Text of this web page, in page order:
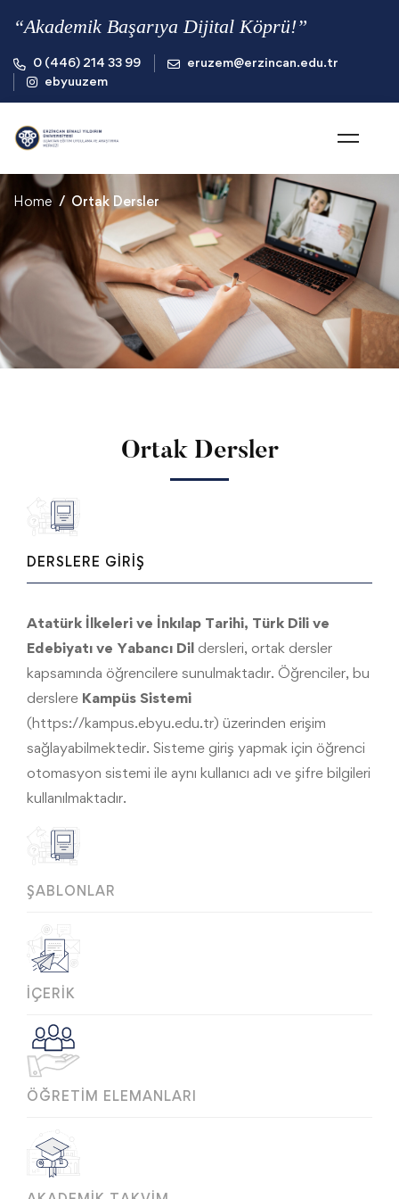
“Akademik Başarıya Dijital Köprü!”
0 (446) 214 33 99
eruzem@erzincan.edu.tr
ebyuuzem
Home Ortak Dersler
Ortak Dersler
DERSLERE GIRIŞ
Atatürk İlkeleri ve İnkılap Tarihi, Türk Dili ve
Edebiyatı ve Yabancı Dil dersleri, ortak dersler
kapsamında öğrencilere sunulmaktadır. Öğrenciler, bu
derslere Kampüs Sistemi
(https://kampus.ebyu.edu.tr) üzerinden erişim
sağlayabilmektedir. Sisteme giriş yapmak için öğrenci
otomasyon sistemi ile aynı kullanıcı adı ve şifre bilgileri
kullanılmaktadır.
ŞABLONLAR
İÇERIK
ÖĞRETIM ELEMANLARI